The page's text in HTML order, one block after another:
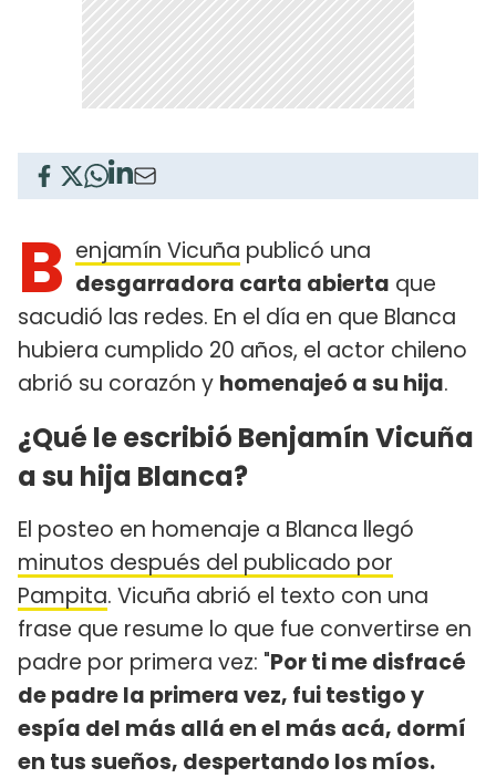
B enjamín Vicuña publicó una
desgarradora carta abierta que
sacudió las redes. En el día en que Blanca
hubiera cumplido 20 años, el actor chileno
abrió su corazón y homenajeó a su hija.
¿Qué le escribió Benjamín Vicuña
a su hija Blanca?
El posteo en homenaje a Blanca llegó
minutos después del publicado por
Pampita. Vicuña abrió el texto con una
frase que resume lo que fue convertirse en
padre por primera vez: "Por ti me disfracé
de padre la primera vez, fui testigo y
espía del más allá en el más acá, dormí
en tus sueños, despertando los míos.